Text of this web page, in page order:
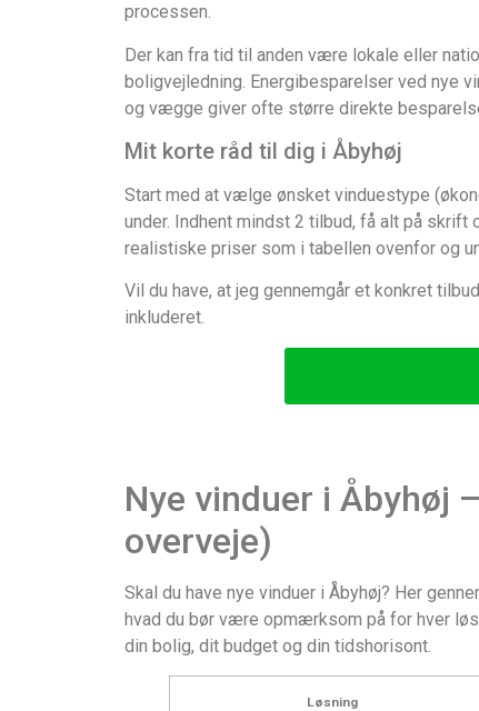
processen.
Der kan fra tid til anden være lokale eller
boligvejledning. Energibesparelser ved nye
og vægge giver ofte større direkte
Mit korte råd til dig i Åbyhøj
Start med at vælge ønsket vinduestype
under. Indhent mindst 2 tilbud, få alt på
realistiske priser som i tabellen ovenfor og
Vil du have, at jeg gennemgår et konkret
inkluderet.
Nye vinduer i Åbyhøj
overveje)
Skal du have nye vinduer i Åbyhøj? Her
hvad du bør være opmærksom på for hver
din bolig, dit budget og din tidshorisont.
Løsning